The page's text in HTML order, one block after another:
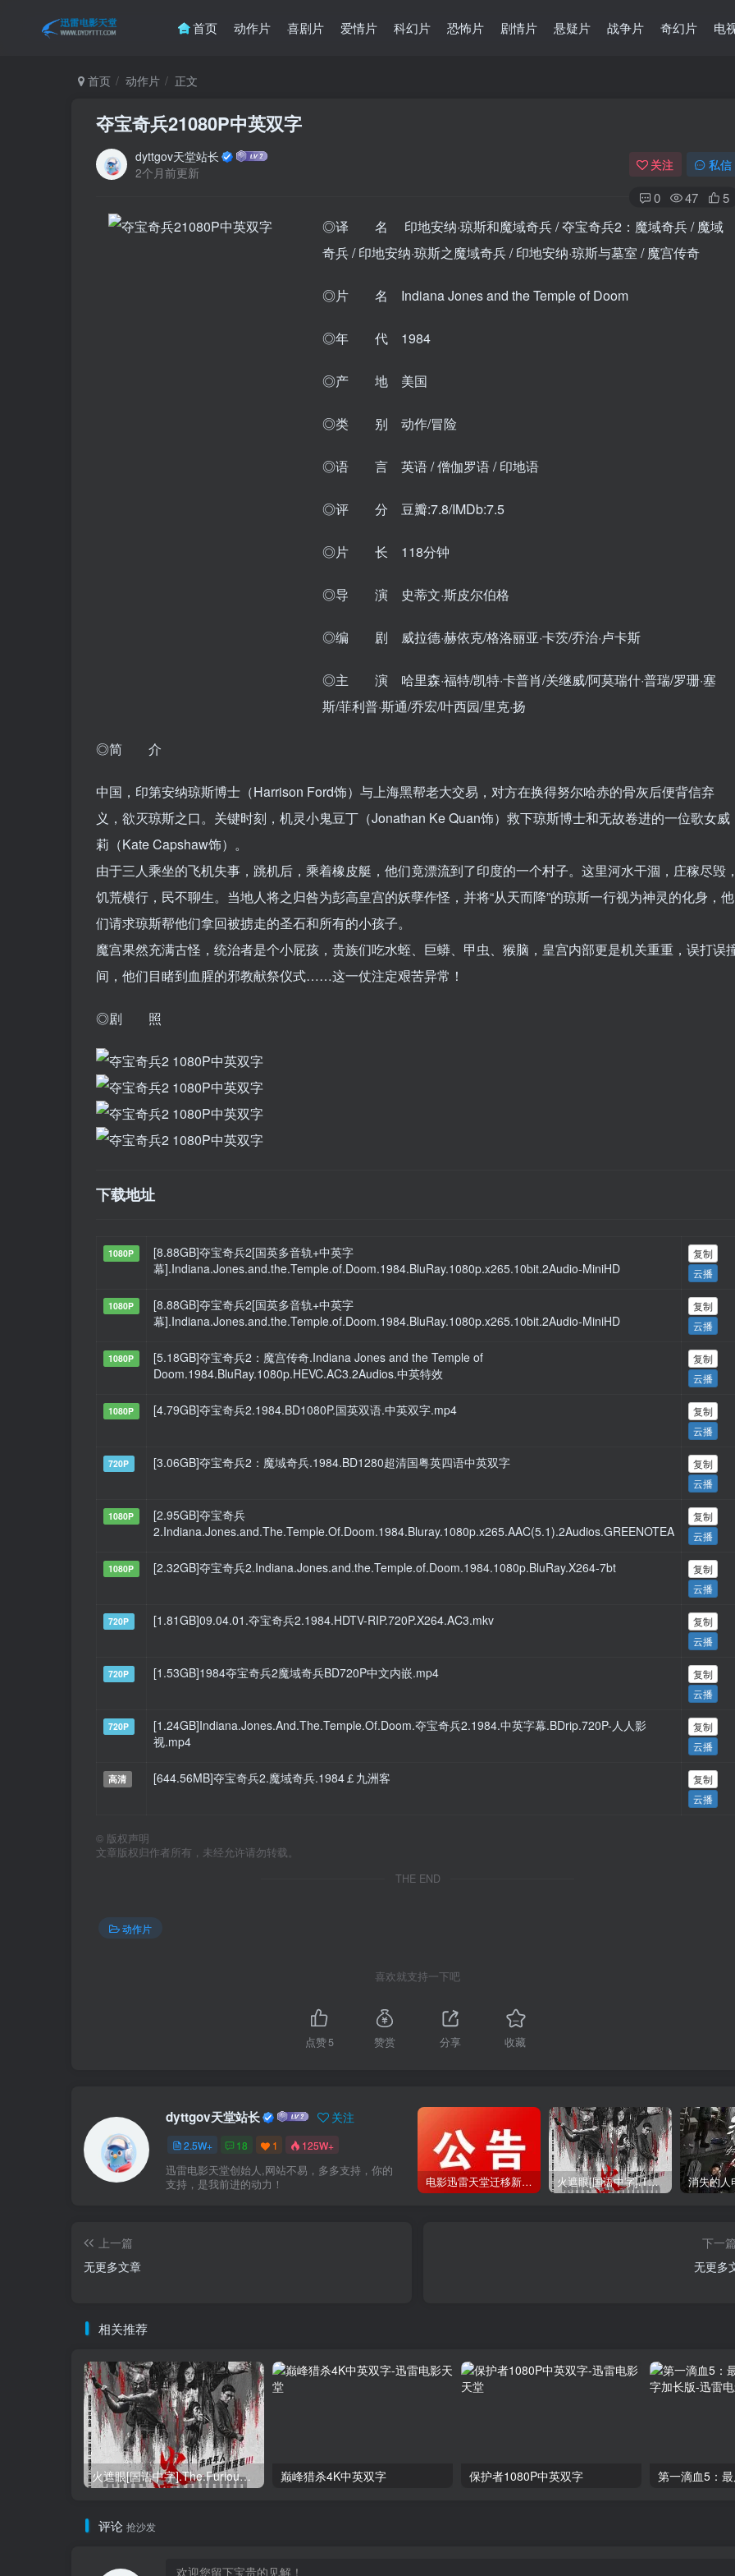
首页 动作片 喜剧片 爱情片 科幻片 恐怖片 剧情片 悬疑片 战争片 奇幻片 电
首页 动作片 正文
夺宝奇兵21080P中英双字
dyttgov天堂站长
2个月前更新
关注 私信
0 47 5
◎译 名 印地安纳·琼斯和魔域奇兵 / 夺宝奇兵2：魔域奇兵 / 魔域
奇兵 / 印地安纳·琼斯之魔域奇兵 / 印地安纳·琼斯与墓室 / 魔宫传奇
◎片 名 Indiana Jones and the Temple of Doom
◎年 代 1984
◎产 地 美国
◎类 别 动作/冒险
◎语 言 英语 / 僧伽罗语 / 印地语
◎评 分 豆瓣:7.8/IMDb:7.5
◎片 长 118分钟
◎导 演 史蒂文·斯皮尔伯格
◎编 剧 威拉德·赫依克/格洛丽亚·卡茨/乔治·卢卡斯
◎主 演 哈里森·福特/凯特·卡普肖/关继威/阿莫瑞什·普瑞/罗珊·塞
斯/菲利普·斯通/乔宏/叶西园/里克·扬
◎简 介
中国，印第安纳琼斯博士（Harrison Ford饰）与上海黑帮老大交易，对方在换得努尔哈赤的骨灰后便背信弃
义，欲灭琼斯之口。关键时刻，机灵小鬼豆丁（Jonathan Ke Quan饰）救下琼斯博士和无故卷进的一位歌女威
莉（Kate Capshaw饰）。
由于三人乘坐的飞机失事，跳机后，乘着橡皮艇，他们竟漂流到了印度的一个村子。这里河水干涸，庄稼尽毁，
饥荒横行，民不聊生。当地人将之归咎为彭高皇宫的妖孽作怪，并将“从天而降”的琼斯一行视为神灵的化身，他
们请求琼斯帮他们拿回被掳走的圣石和所有的小孩子。
魔宫果然充满古怪，统治者是个小屁孩，贵族们吃水蛭、巨蟒、甲虫、猴脑，皇宫内部更是机关重重，误打误
间，他们目睹到血腥的邪教献祭仪式……这一仗注定艰苦异常！
◎剧 照
下载地址
1080P
[8.88GB]夺宝奇兵2[国英多音轨+中英字
幕].Indiana.Jones.and.the.Temple.of.Doom.1984.BluRay.1080p.x265.10bit.2Audio-MiniHD
复制
云播
1080P
[8.88GB]夺宝奇兵2[国英多音轨+中英字
幕].Indiana.Jones.and.the.Temple.of.Doom.1984.BluRay.1080p.x265.10bit.2Audio-MiniHD
复制
云播
1080P
[5.18GB]夺宝奇兵2：魔宫传奇.Indiana Jones and the Temple of
Doom.1984.BluRay.1080p.HEVC.AC3.2Audios.中英特效
复制
云播
1080P [4.79GB]夺宝奇兵2.1984.BD1080P.国英双语.中英双字.mp4
复制
云播
720P [3.06GB]夺宝奇兵2：魔域奇兵.1984.BD1280超清国粤英四语中英双字
复制
云播
1080P
[2.95GB]夺宝奇兵
2.Indiana.Jones.and.The.Temple.Of.Doom.1984.Bluray.1080p.x265.AAC(5.1).2Audios.GREENOTEA
复制
云播
1080P [2.32GB]夺宝奇兵2.Indiana.Jones.and.the.Temple.of.Doom.1984.1080p.BluRay.X264-7bt
复制
云播
720P [1.81GB]09.04.01.夺宝奇兵2.1984.HDTV-RIP.720P.X264.AC3.mkv
复制
云播
720P [1.53GB]1984夺宝奇兵2魔域奇兵BD720P中文内嵌.mp4
复制
云播
720P
[1.24GB]Indiana.Jones.And.The.Temple.Of.Doom.夺宝奇兵2.1984.中英字幕.BDrip.720P-人人影
视.mp4
复制
云播
高清 [644.56MB]夺宝奇兵2.魔域奇兵.1984￡九洲客
复制
云播
© 版权声明
文章版权归作者所有，未经允许请勿转载。
THE END
动作片
喜欢就支持一下吧
点赞5 赞赏 分享 收藏
dyttgov天堂站长 关注
2.5W+ 18 1 125W+
迅雷电影天堂创始人,网站不易，多多支持，你的
支持，是我前进的动力！
电影迅雷天堂迁移新服务器,正常更新，维护完毕! 火遮眼[国语中字].The.Furious.2026.1080p+2160p高清下载
上一篇
无更多文章
下一篇
无更多
相关推荐
火遮眼[国语中字].The.Furious.2026.1080p+2160p高清下载 巅峰猎杀4K中英双字 保护者1080P中英双字
评论 抢沙发